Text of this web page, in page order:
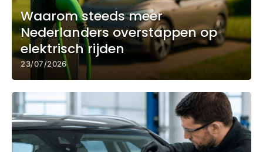
Waarom steeds meer
Nederlanders overstappen op
elektrisch rijden
23/07/2026